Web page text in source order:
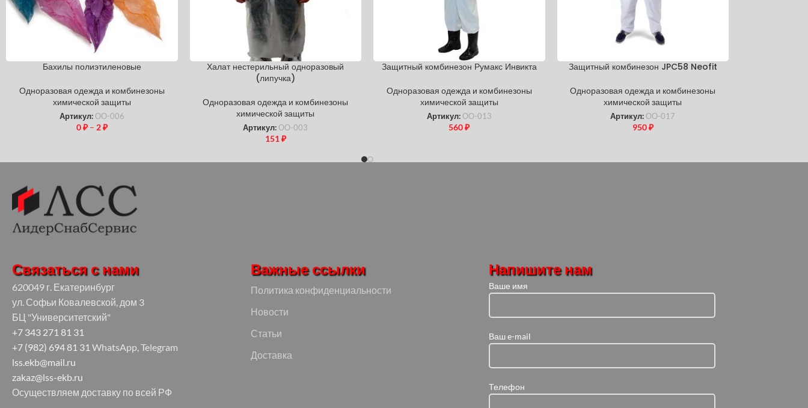
Бахилы полиэтиленовые
Одноразовая одежда и комбинезоны
химической защиты
Артикул: ОО-006
0₽ – 2₽
Халат нестерильный одноразовый
(липучка)
Одноразовая одежда и комбинезоны
химической защиты
Артикул: ОО-003
151₽
Защитный комбинезон Румакс Инвикта
Одноразовая одежда и комбинезоны
химической защиты
Артикул: ОО-013
560₽
Защитный комбинезон JPC58 Neofit
Одноразовая одежда и комбинезоны
химической защиты
Артикул: ОО-017
950₽
Связаться с нами
620049 г. Екатеринбург
ул. Софьи Ковалевской, дом 3
БЦ "Университетский"
+7 343 271 81 31
+7 (982) 694 81 31 WhatsApp, Telegram
lss.ekb@mail.ru
zakaz@lss-ekb.ru
Осуществляем доставку по всей РФ
Важные ссылки
Политика конфиденциальности
Новости
Статьи
Доставка
Напишите нам
Ваше имя
Ваш e-mail
Телефон